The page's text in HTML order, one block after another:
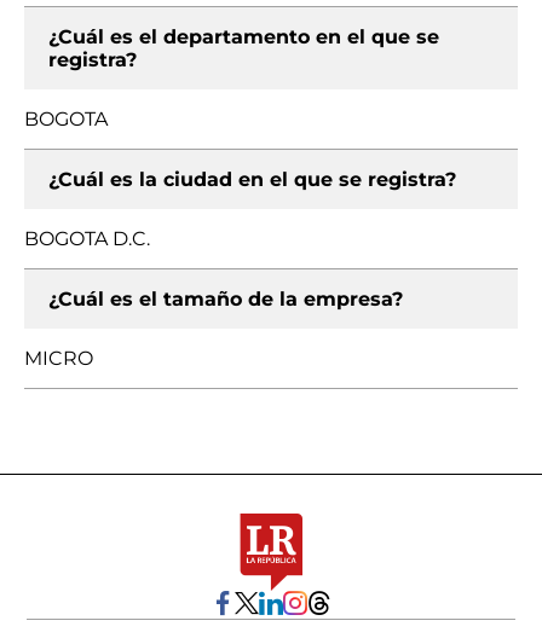
¿Cuál es el departamento en el que se
registra?
BOGOTA
¿Cuál es la ciudad en el que se registra?
BOGOTA D.C.
¿Cuál es el tamaño de la empresa?
MICRO